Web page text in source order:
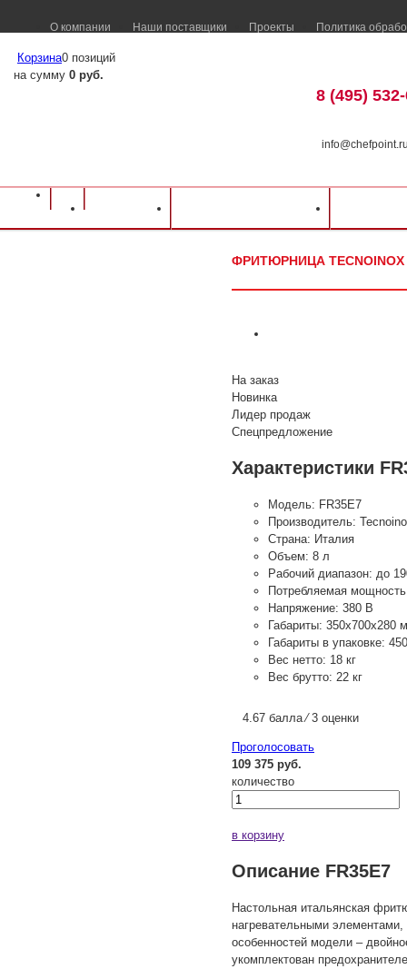
О компании Наши поставщики Проекты Политика
Корзина0 позиций
на сумму 0 руб.
8 (495)
Оборудование для ресторанов и кафе
ФРИТЮРНИЦА TECNOINOX
На заказ
Новинка
Лидер продаж
Спецпредложение
Характеристики
Модель: FR35E7
Производитель:
Страна: Италия
Объем: 8 л
Рабочий диапазон: до
Потребляемая
Напряжение: 380 В
Габариты: 350х700х280
Габариты в упаковке:
Вес нетто: 18 кг
Вес брутто: 22 кг
4.67 балла ⁄ 3 оценки
Проголосовать
109 375 руб.
количество
в корзину
Описание FR35E7
Настольная итальянская
нагревательными
особенностей модели –
укомплектован